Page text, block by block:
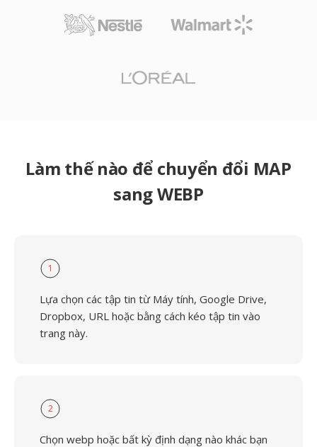
Làm thế nào để chuyển đổi MAP
sang WEBP
1
Lựa chọn các tập tin từ Máy tính, Google Drive,
Dropbox, URL hoặc bằng cách kéo tập tin vào
trang này.
2
Chọn webp hoặc bất kỳ định dạng nào khác bạn